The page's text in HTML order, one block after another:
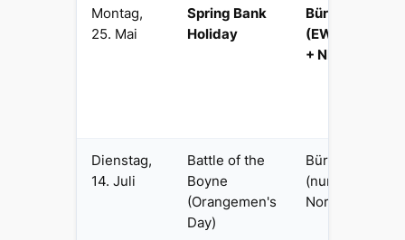
Montag,
25. Mai
Spring Bank
Holiday
Bürgerlich
(EW + Sco
+ NI)
Dienstag,
14. Juli
Battle of the
Boyne
(Orangemen's
Day)
Bürgerlich
(nur
Nordirland)